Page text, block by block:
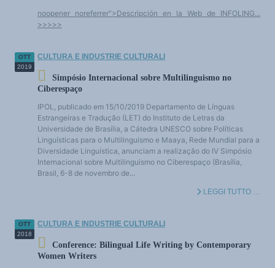
noopener noreferrer">Descripción en la Web de INFOLING...
>>>>>
OTT
2019
CULTURA E INDUSTRIE CULTURALI
Simpósio Internacional sobre Multilinguismo no
Ciberespaço
IPOL, publicado em 15/10/2019 Departamento de Línguas
Estrangeiras e Tradução (LET) do Instituto de Letras da
Universidade de Brasília, a Cátedra UNESCO sobre Políticas
Linguísticas para o Multilinguismo e Maaya, Rede Mundial para a
Diversidade Linguística, anunciam a realização do IV Simpósio
Internacional sobre Multilinguismo no Ciberespaço (Brasília,
Brasil, 6-8 de novembro de...
LEGGI TUTTO …
OTT
2018
CULTURA E INDUSTRIE CULTURALI
Conference: Bilingual Life Writing by Contemporary
Women Writers